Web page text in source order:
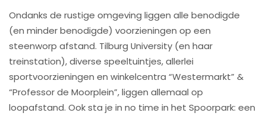
Ondanks de rustige omgeving liggen alle benodigde
(en minder benodigde) voorzieningen op een
steenworp afstand. Tilburg University (en haar
treinstation), diverse speeltuintjes, allerlei
sportvoorzieningen en winkelcentra “Westermarkt” &
“Professor de Moorplein”, liggen allemaal op
loopafstand. Ook sta je in no time in het Spoorpark: een